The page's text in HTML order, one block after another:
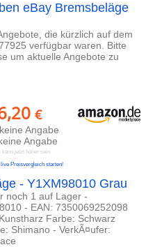
eBay Bremsbeläge
die kürzlich auf dem
verfügbar waren. Bitte
um aktuelle Angebote zu
€
keine Angabe
Angabe
kann jetzt höher sein
live Preisvergleich starten!
- Y1XM98010 Grau
noch 1 auf Lager -
- EAN: 7350069252098
Farbe: Schwarz
Shimano - VerkÃ¤ufer: